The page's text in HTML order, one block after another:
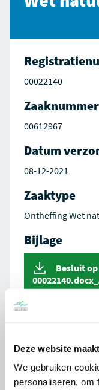
Deze website
We gebruiken
personaliseren, om
00022140
Zaaknummer
00612967
Datum
08-12-2021
Zaaktype
Ontheffing Wet
Bijlage
Besluit op